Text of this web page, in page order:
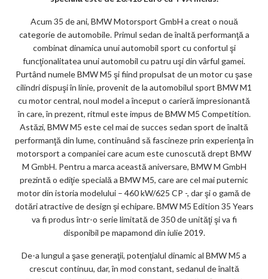
m
ar
ks
Acum 35 de ani, BMW Motorsport GmbH a creat o nouă
categorie de automobile. Primul sedan de înaltă performanţă a
combinat dinamica unui automobil sport cu confortul şi
funcţionalitatea unui automobil cu patru uşi din vârful gamei.
Purtând numele BMW M5 şi fiind propulsat de un motor cu şase
cilindri dispuşi în linie, provenit de la automobilul sport BMW M1
cu motor central, noul model a început o carieră impresionantă
în care, în prezent, ritmul este impus de BMW M5 Competition.
Astăzi, BMW M5 este cel mai de succes sedan sport de înaltă
performanţă din lume, continuând să fascineze prin experienţa în
motorsport a companiei care acum este cunoscută drept BMW
M GmbH. Pentru a marca această aniversare, BMW M GmbH
prezintă o ediţie specială a BMW M5, care are cel mai puternic
motor din istoria modelului – 460 kW/625 CP -, dar şi o gamă de
dotări atractive de design şi echipare. BMW M5 Edition 35 Years
va fi produs într-o serie limitată de 350 de unităţi şi va fi
disponibil pe mapamond din iulie 2019.
De-a lungul a şase generaţii, potenţialul dinamic al BMW M5 a
crescut continuu, dar, în mod constant, sedanul de înaltă